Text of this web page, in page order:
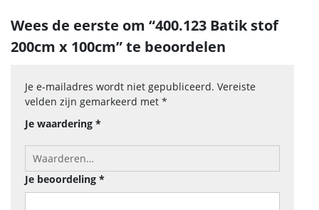
Wees de eerste om “400.123 Batik stof
200cm x 100cm” te beoordelen
Je e-mailadres wordt niet gepubliceerd. Vereiste
velden zijn gemarkeerd met *
Je waardering *
Je beoordeling *